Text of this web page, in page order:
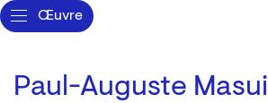
Œuvre
Paul-Auguste Masui